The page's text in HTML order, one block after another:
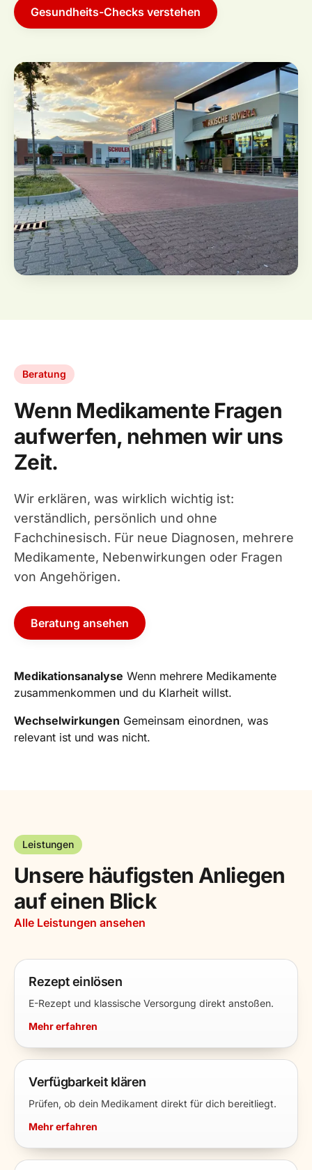
Gesundheits-Checks verstehen
Beratung
Wenn Medikamente Fragen
aufwerfen, nehmen wir uns
Zeit.
Wir erklären, was wirklich wichtig ist:
verständlich, persönlich und ohne
Fachchinesisch. Für neue Diagnosen, mehrere
Medikamente, Nebenwirkungen oder Fragen
von Angehörigen.
Beratung ansehen
Medikationsanalyse Wenn mehrere Medikamente
zusammenkommen und du Klarheit willst.
Wechselwirkungen Gemeinsam einordnen, was
relevant ist und was nicht.
Leistungen
Unsere häufigsten Anliegen
auf einen Blick
Alle Leistungen ansehen
Rezept einlösen
E-Rezept und klassische Versorgung direkt anstoßen.
Mehr erfahren
Verfügbarkeit klären
Prüfen, ob dein Medikament direkt für dich bereitliegt.
Mehr erfahren